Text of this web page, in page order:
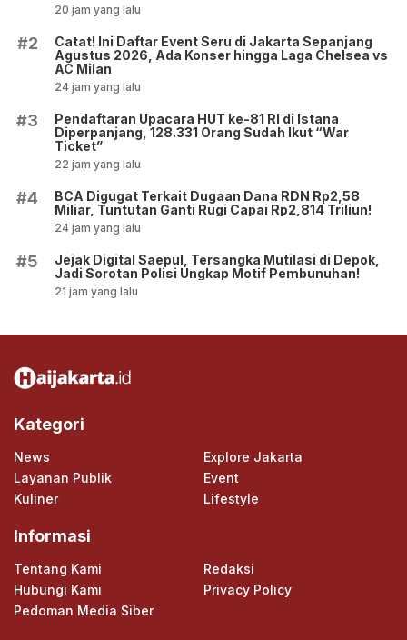
20 jam yang lalu
#2
Catat! Ini Daftar Event Seru di Jakarta Sepanjang
Agustus 2026, Ada Konser hingga Laga Chelsea vs
AC Milan
24 jam yang lalu
#3
Pendaftaran Upacara HUT ke-81 RI di Istana
Diperpanjang, 128.331 Orang Sudah Ikut “War
Ticket”
22 jam yang lalu
#4
BCA Digugat Terkait Dugaan Dana RDN Rp2,58
Miliar, Tuntutan Ganti Rugi Capai Rp2,814 Triliun!
24 jam yang lalu
#5
Jejak Digital Saepul, Tersangka Mutilasi di Depok,
Jadi Sorotan Polisi Ungkap Motif Pembunuhan!
21 jam yang lalu
Kategori
News
Explore Jakarta
Layanan Publik
Event
Kuliner
Lifestyle
Informasi
Tentang Kami
Redaksi
Hubungi Kami
Privacy Policy
Pedoman Media Siber